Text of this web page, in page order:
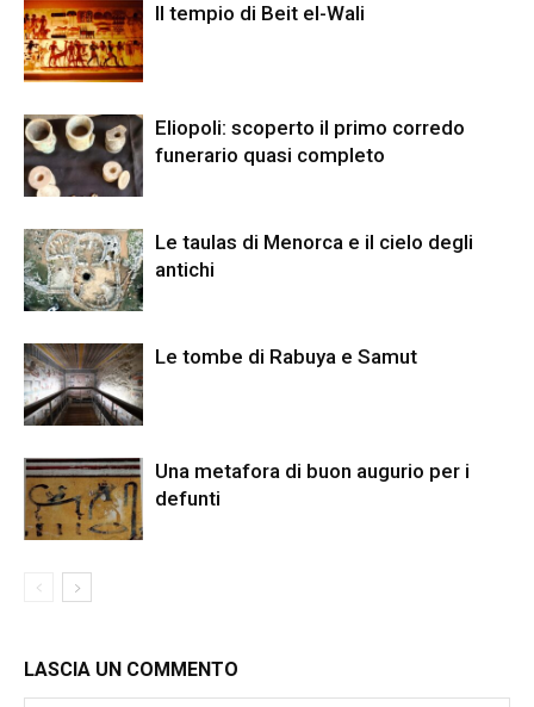
Il tempio di Beit el-Wali
Eliopoli: scoperto il primo corredo
funerario quasi completo
Le taulas di Menorca e il cielo degli
antichi
Le tombe di Rabuya e Samut
Una metafora di buon augurio per i
defunti
LASCIA UN COMMENTO